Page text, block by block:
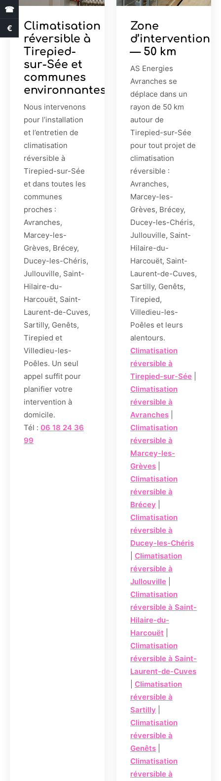
Climatisation
réversible à
Tirepied-
sur-Sée et
communes
environnantes
Nous intervenons
pour l’installation
et l’entretien de
climatisation
réversible à
Tirepied-sur-Sée
et dans toutes les
communes
proches :
Avranches,
Marcey-les-
Grèves, Brécey,
Ducey-les-Chéris,
Jullouville, Saint-
Hilaire-du-
Harcouët, Saint-
Laurent-de-Cuves,
Sartilly, Genêts,
Tirepied et
Villedieu-les-
Poêles. Un seul
appel suffit pour
planifier votre
intervention à
domicile.
Tél : 06 18 24 36
99
Zone
d’intervention
— 50 km
AS Energies
Avranches se
déplace dans un
rayon de 50 km
autour de
Tirepied-sur-Sée
pour tout projet de
climatisation
réversible :
Avranches,
Marcey-les-
Grèves, Brécey,
Ducey-les-Chéris,
Jullouville, Saint-
Hilaire-du-
Harcouët, Saint-
Laurent-de-Cuves,
Sartilly, Genêts,
Tirepied,
Villedieu-les-
Poêles et leurs
alentours.
Climatisation
réversible à
Tirepied-sur-Sée
Climatisation
réversible à
Avranches
Climatisation
réversible à
Marcey-les-
Grèves
Climatisation
réversible à
Brécey
Climatisation
réversible à
Ducey-les-Chéris
Climatisation
réversible à
Jullouville
Climatisation
réversible à Saint-
Hilaire-du-
Harcouët
Climatisation
réversible à Saint-
Laurent-de-Cuves
Climatisation
réversible à
Sartilly
Climatisation
réversible à
Genêts
Climatisation
réversible à
☎
€
Estimation des aides